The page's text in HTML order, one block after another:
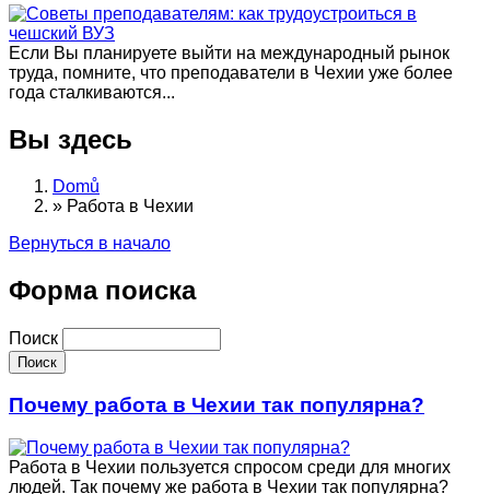
Если Вы планируете выйти на международный рынок
труда, помните, что преподаватели в Чехии уже более
года сталкиваются...
Вы здесь
Domů
» Работа в Чехии
Вернуться в начало
Форма поиска
Поиск
Почему работа в Чехии так популярна?
Работа в Чехии пользуется спросом среди для многих
людей. Так почему же работа в Чехии так популярна?